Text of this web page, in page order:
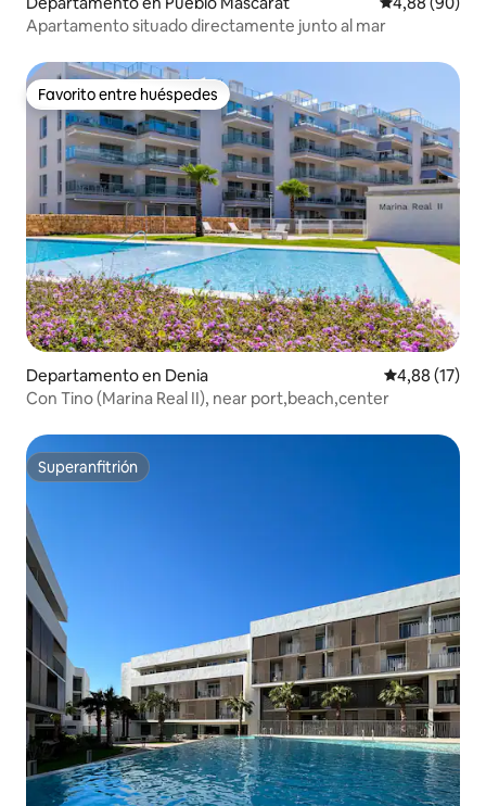
Apartamento situado directamente junto al mar
Favorito entre huéspedes
Favorito entre huéspedes
Departamento en Denia Calificación
4,88 (17)
Con Tino (Marina Real II), near port,beach,center
Superanfitrión
Superanfitrión